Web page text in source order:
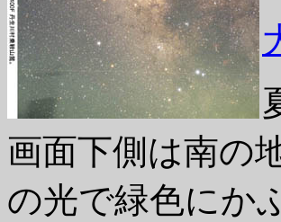
画面下側は南の
の光で緑色にか